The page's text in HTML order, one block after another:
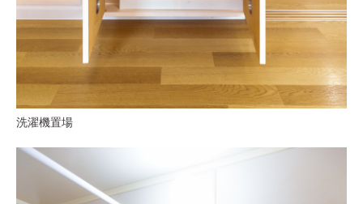
洗濯機置場